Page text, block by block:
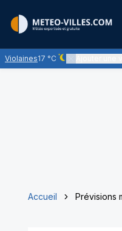
Violaines17 °C
Ciel dégagé -
Accueil Prévisions